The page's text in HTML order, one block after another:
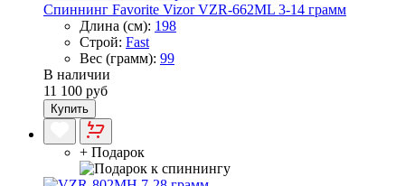
Спиннинг Favorite Vizor VZR-662ML 3-14 грамм
Длина (см): 198
Строй: Fast
Вес (грамм): 99
В наличии
11 100 руб
Купить
+ Подарок